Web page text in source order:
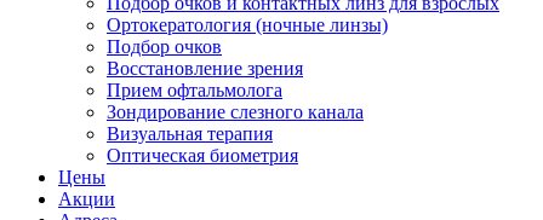
Ортокератология (ночные линзы)
Подбор очков
Восстановление зрения
Прием офтальмолога
Зондирование слезного канала
Визуальная терапия
Оптическая биометрия
Цены
Акции